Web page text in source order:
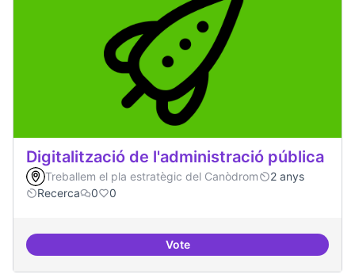
Digitalització de l'administració pública
Treballem el pla estratègic del Canòdrom
2 anys
Recerca
0 0
VoteDigitalització de l'administració